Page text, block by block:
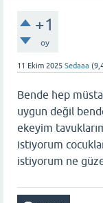
+1
oy
11 Ekim 2025 Sedaaa (
Bende hep
uygun değil
ekeyim
istiyorum
istiyorum ne